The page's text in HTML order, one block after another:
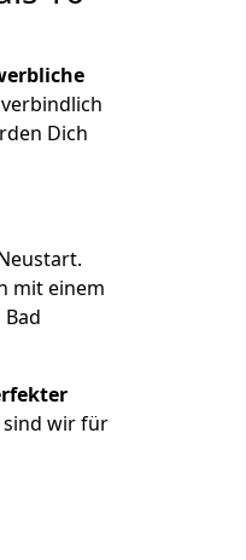
Dich
mit einem
sind wir für